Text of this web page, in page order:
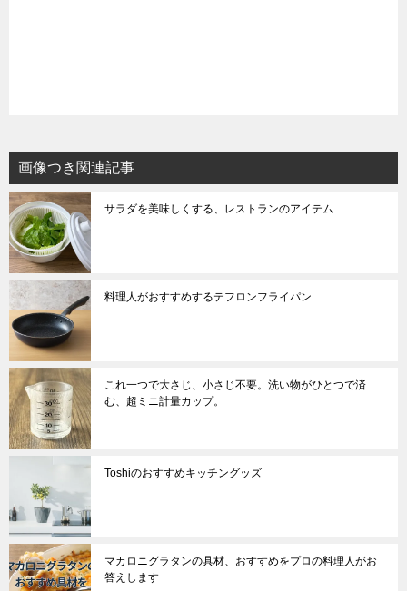
画像つき関連記事
サラダを美味しくする、レストランのアイテム
料理人がおすすめするテフロンフライパン
これ一つで大さじ、小さじ不要。洗い物がひとつで済
む、超ミニ計量カップ。
Toshiのおすすめキッチングッズ
マカロニグラタンの具材、おすすめをプロの料理人がお
答えします